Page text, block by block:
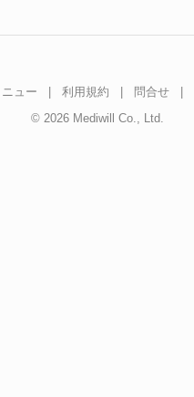
ニュー 利用規約 問合せ
© 2026 Mediwill Co., Ltd.